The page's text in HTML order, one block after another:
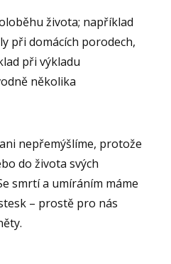
života; například
při domácích porodech,
při výkladu
několika
nepřemýšlíme, protože
do života svých
smrtí a umíráním máme
– prostě pro nás